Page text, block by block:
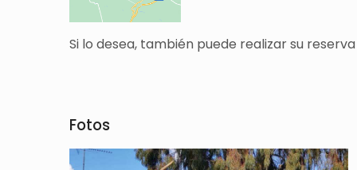
Si lo desea, también puede realizar su
Fotos